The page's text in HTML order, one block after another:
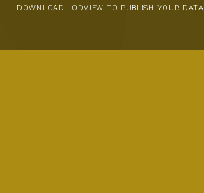
DOWNLOAD LODVIEW TO PUBLISH YOUR DATA